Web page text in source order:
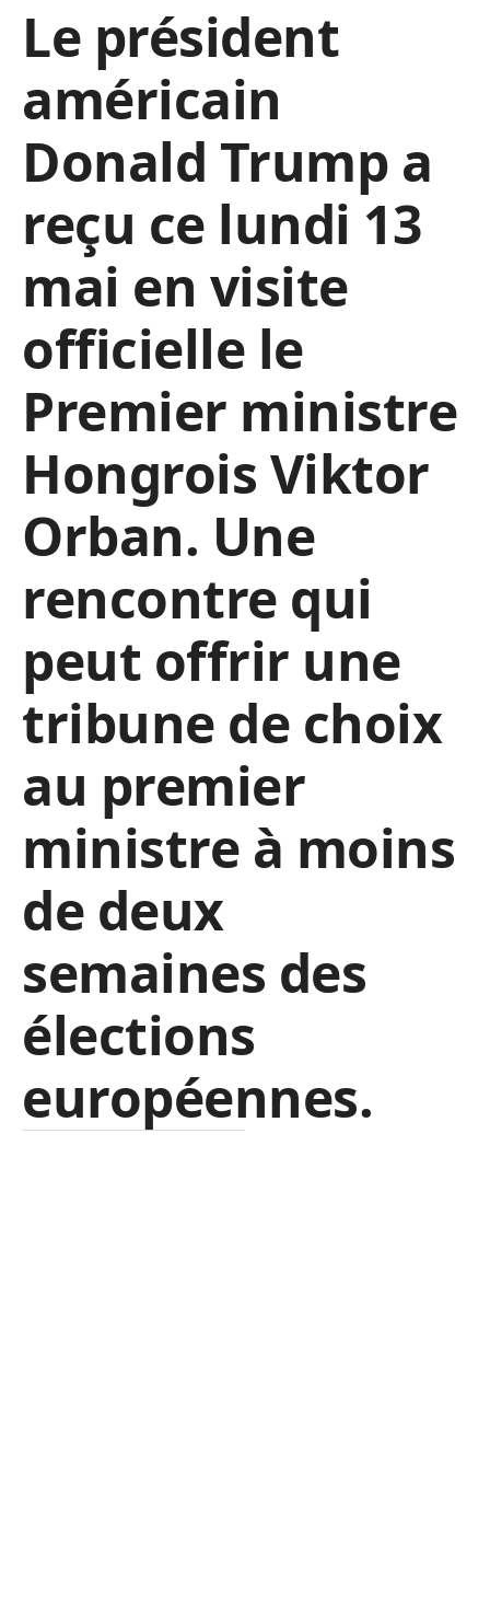
Le président
américain
Donald Trump a
reçu ce lundi 13
mai en visite
officielle le
Premier ministre
Hongrois Viktor
Orban. Une
rencontre qui
peut offrir une
tribune de choix
au premier
ministre à moins
de deux
semaines des
élections
européennes.